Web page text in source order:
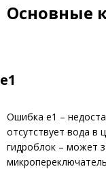
Основные
е1
Ошибка е1 –
отсутствует вода в
гидроблок – может